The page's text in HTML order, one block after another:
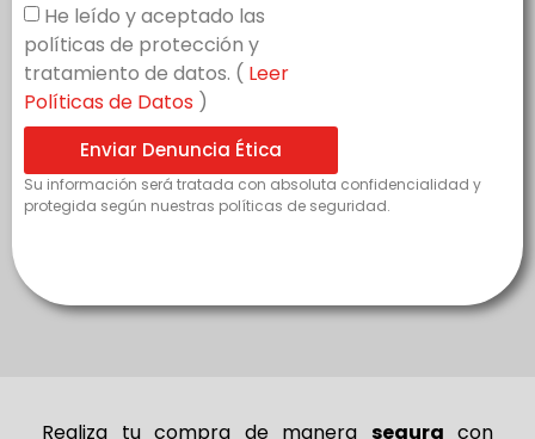
He leído y aceptado las
políticas de protección y
tratamiento de datos. ( Leer
Políticas de Datos )
Enviar Denuncia Ética
Su información será tratada con absoluta confidencialidad y
protegida según nuestras políticas de seguridad.
Realiza tu compra de manera segura con